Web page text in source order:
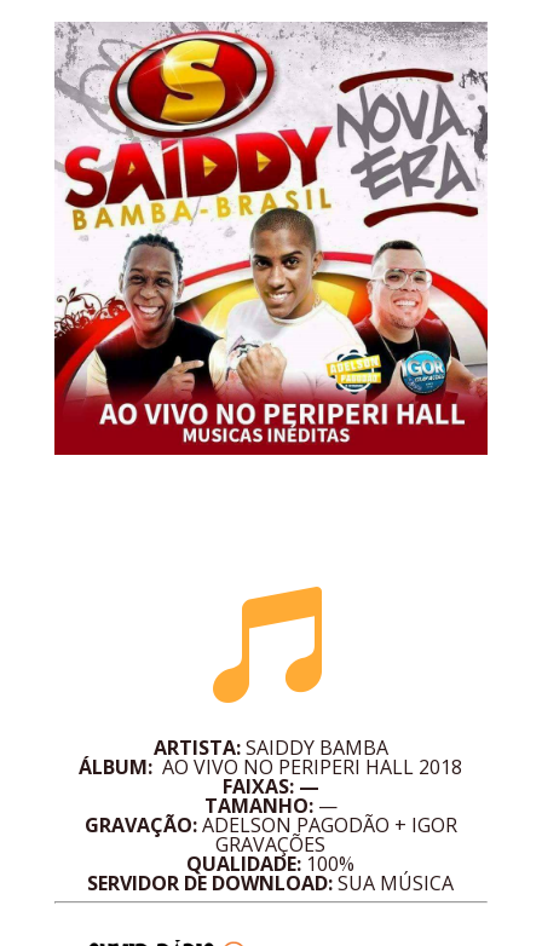

ARTISTA:SAIDDY BAMBA
ÁLBUM:AO VIVO NO PERIPERI HALL 2018
FAIXAS: —
TAMANHO: —
GRAVAÇÃO:ADELSON PAGODÃO + IGOR
GRAVAÇÕES
QUALIDADE: 100%
SERVIDOR DE DOWNLOAD:SUA MÚSICA